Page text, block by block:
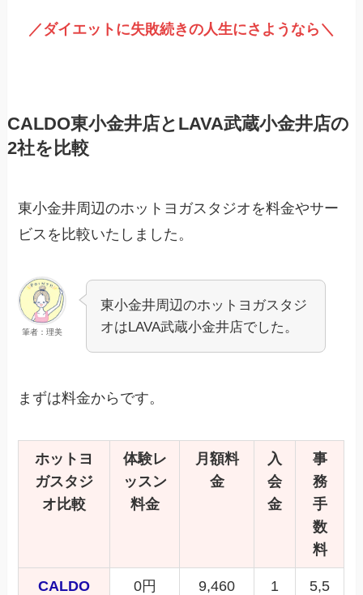
／ダイエットに失敗続きの人生にさようなら＼
CALDO東小金井店とLAVA武蔵小金井店の
2社を比較
東小金井周辺のホットヨガスタジオを料金やサー
ビスを比較いたしました。
筆者：理美
東小金井周辺のホットヨガスタジ
オはLAVA武蔵小金井店でした。
まずは料金からです。
ホットヨ
ガスタジ
オ比較
体験レ
ッスン
料金
月額料
金
入
会
金
事
務
手
数
料
CALDO
0円
9,460
1
5,5